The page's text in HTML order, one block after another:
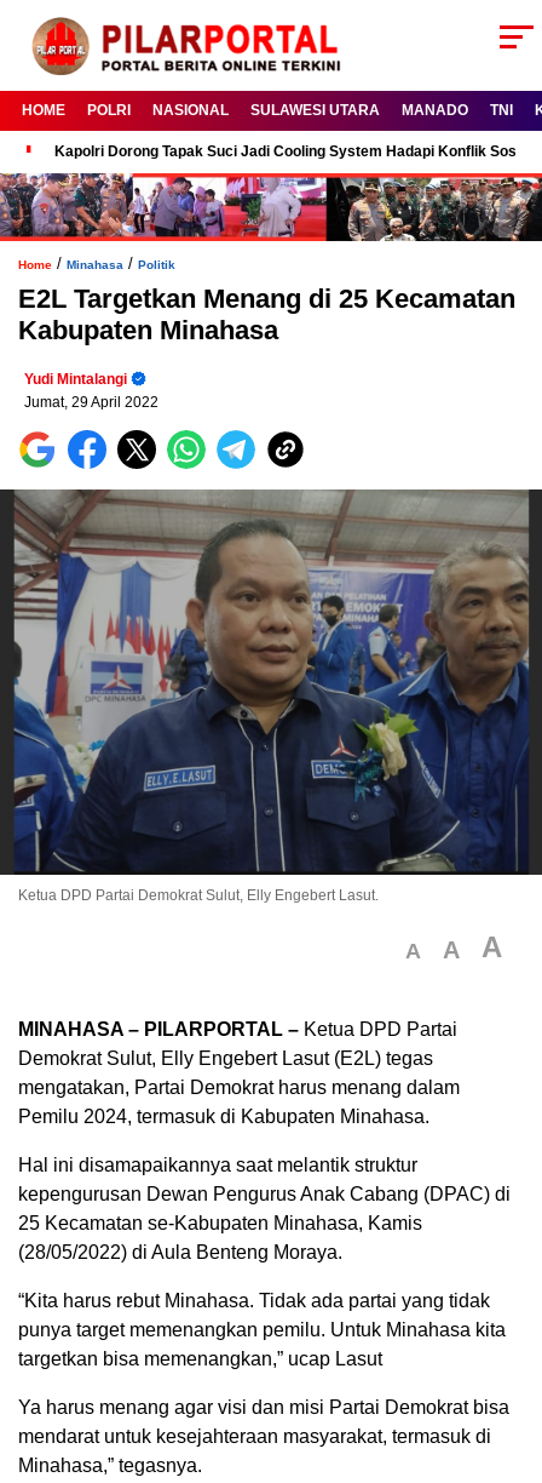
HOME POLRI NASIONAL SULAWESI UTARA MANADO TNI
Kapolri Dorong Tapak Suci Jadi Cooling System Hadapi Konflik Sosial
Home / Minahasa / Politik
E2L Targetkan Menang di 25 Kecamatan
Kabupaten Minahasa
Yudi Mintalangi
Jumat, 29 April 2022
Ketua DPD Partai Demokrat Sulut, Elly Engebert Lasut.
A A A
MINAHASA – PILARPORTAL – Ketua DPD Partai
Demokrat Sulut, Elly Engebert Lasut (E2L) tegas
mengatakan, Partai Demokrat harus menang dalam
Pemilu 2024, termasuk di Kabupaten Minahasa.
Hal ini disamapaikannya saat melantik struktur
kepengurusan Dewan Pengurus Anak Cabang (DPAC) di
25 Kecamatan se-Kabupaten Minahasa, Kamis
(28/05/2022) di Aula Benteng Moraya.
“Kita harus rebut Minahasa. Tidak ada partai yang tidak
punya target memenangkan pemilu. Untuk Minahasa kita
targetkan bisa memenangkan,” ucap Lasut
Ya harus menang agar visi dan misi Partai Demokrat bisa
mendarat untuk kesejahteraan masyarakat, termasuk di
Minahasa,” tegasnya.